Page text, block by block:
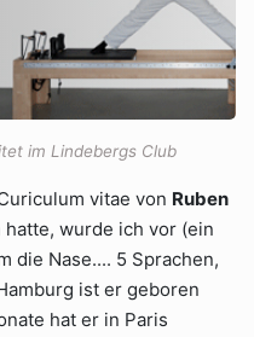
im Lindebergs Club
vitae von Ruben
hatte, wurde ich vor (ein
die Nase.... 5 Sprachen,
ist er geboren
hat er in Paris